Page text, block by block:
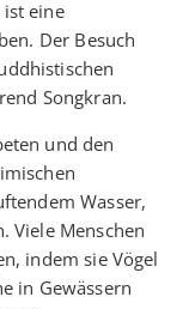
eine
Der Besuch
Songkran.
und den
Wasser,
Viele Menschen
indem sie Vögel
in Gewässern